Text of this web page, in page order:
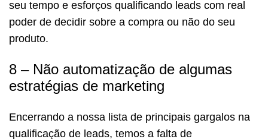
seu tempo e esforços qualificando leads com real
poder de decidir sobre a compra ou não do seu
produto.
8 – Não automatização de algumas
estratégias de marketing
Encerrando a nossa lista de principais gargalos na
qualificação de leads, temos a falta de